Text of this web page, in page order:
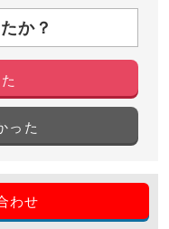
場合には、配当の内訳
会社法上、「会社分
るものですが、開示に
か？
った
わせ